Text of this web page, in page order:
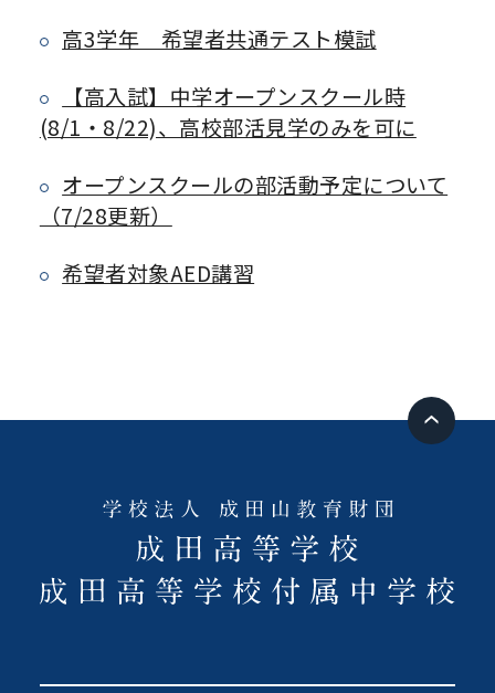
高3学年 希望者共通テスト模試
【高入試】中学オープンスクール時
(8/1・8/22)、高校部活見学のみを可に
オープンスクールの部活動予定について
（7/28更新）
希望者対象AED講習